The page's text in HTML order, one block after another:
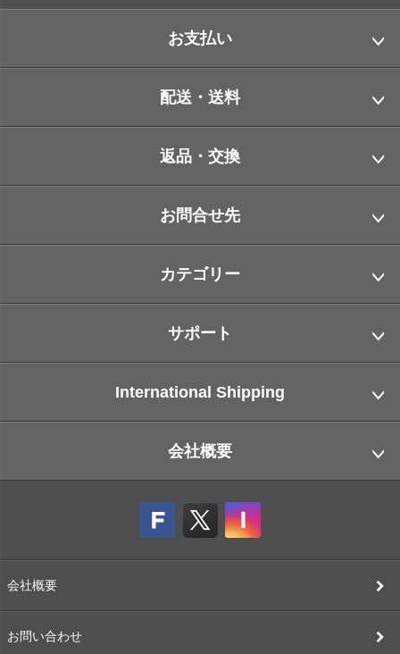
お支払い
配送・送料
返品・交換
お問合せ先
カテゴリー
サポート
International Shipping
会社概要
会社概要
お問い合わせ